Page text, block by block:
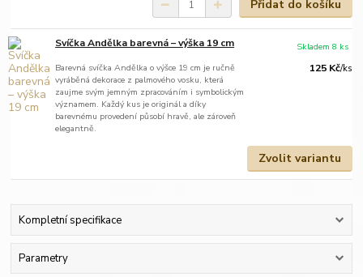
Přidat do košíku
Svíčka Andělka barevná – výška 19 cm
Barevná svíčka Andělka o výšce 19 cm je ručně
vyráběná dekorace z palmového vosku, která
zaujme svým jemným zpracováním i symbolickým
významem. Každý kus je originál a díky
barevnému provedení působí hravě, ale zároveň
elegantně.
125 Kč/ks
Skladem 8 ks
Zvolit variantu
Kompletní specifikace
Parametry